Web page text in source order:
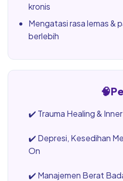
kronis
Mengatasi rasa lemas &
berlebih
🧠
✔️ Trauma Healing &
✔️ Depresi, Kesedihan
On
✔️ Manajemen Berat